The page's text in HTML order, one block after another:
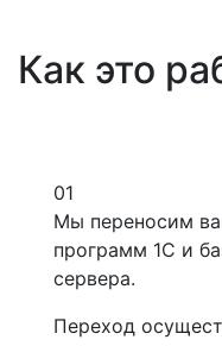
Как это
01
Мы переносим
программ 1С и
сервера.
Переход